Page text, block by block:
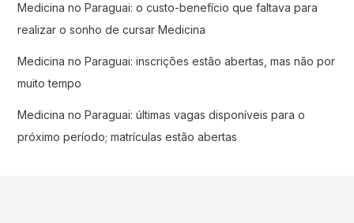
Medicina no Paraguai: o custo-benefício que faltava para
realizar o sonho de cursar Medicina
Medicina no Paraguai: inscrições estão abertas, mas não por
muito tempo
Medicina no Paraguai: últimas vagas disponíveis para o
próximo período; matrículas estão abertas